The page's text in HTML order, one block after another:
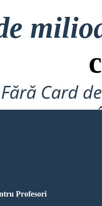
Card
Profesori